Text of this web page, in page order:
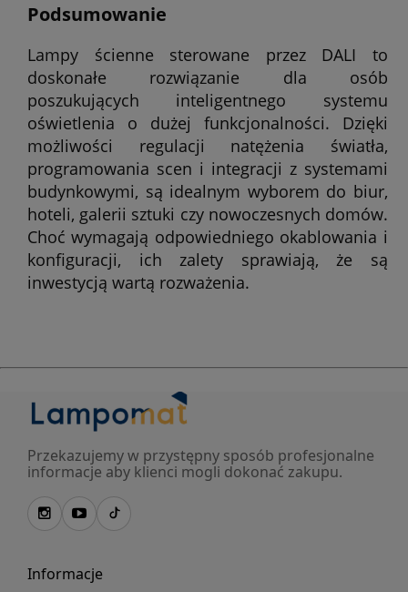
Podsumowanie
Lampy ścienne sterowane przez DALI to
doskonałe rozwiązanie dla osób
poszukujących inteligentnego systemu
oświetlenia o dużej funkcjonalności. Dzięki
możliwości regulacji natężenia światła,
programowania scen i integracji z systemami
budynkowymi, są idealnym wyborem do biur,
hoteli, galerii sztuki czy nowoczesnych domów.
Choć wymagają odpowiedniego okablowania i
konfiguracji, ich zalety sprawiają, że są
inwestycją wartą rozważenia.
Przekazujemy w przystępny sposób profesjonalne
informacje aby klienci mogli dokonać zakupu.
Informacje